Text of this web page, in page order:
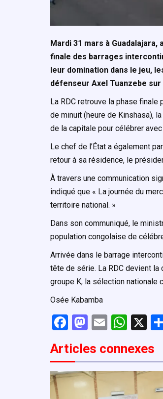
Mardi 31 mars à Guadalajara,
finale des barrages
leur domination dans le jeu,
défenseur Axel Tuanzebe
La RDC retrouve la phase
de minuit (heure de Kinshasa),
de la capitale pour célébrer
Le chef de l’État a également
retour à sa résidence, le
À travers une communication
indiqué que « La journée du
territoire national. »
Dans son communiqué, le
population congolaise de
Arrivée dans le barrage
tête de série. La RDC devient
groupe K, la sélection nationale
Osée Kabamba
F
ce
b
o
M
st
o
d
E
ail
W
at
s
A
X
Articles connexes